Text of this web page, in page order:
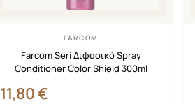
FARCOM
Farcom Seri Διφασικό Spray
Conditioner Color Shield 300ml
11,80€